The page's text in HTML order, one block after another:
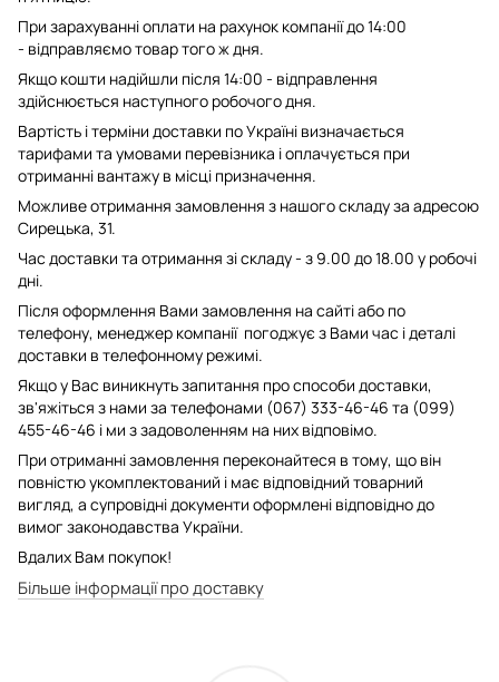
При зарахуванні оплати на рахунок компанії до 14:00
- відправляємо товар того ж дня.
Якщо кошти надійшли після 14:00 - відправлення
здійснюється наступного робочого дня.
Вартість і терміни доставки по Україні визначається
тарифами та умовами перевізника і оплачується при
отриманні вантажу в місці призначення.
Можливе отримання замовлення з нашого складу за адресою
Сирецька, 31.
Час доставки та отримання зі складу - з 9.00 до 18.00 у робочі
дні.
Після оформлення Вами замовлення на сайті або по
телефону, менеджер компанії погоджує з Вами час і деталі
доставки в телефонному режимі.
Якщо у Вас виникнуть запитання про способи доставки,
зв'яжіться з нами за телефонами (067) 333-46-46 та (099)
455-46-46 і ми з задоволенням на них відповімо.
При отриманні замовлення переконайтеся в тому, що він
повністю укомплектований і має відповідний товарний
вигляд, а супровідні документи оформлені відповідно до
вимог законодавства України.
Вдалих Вам покупок!
Більше інформації про доставку